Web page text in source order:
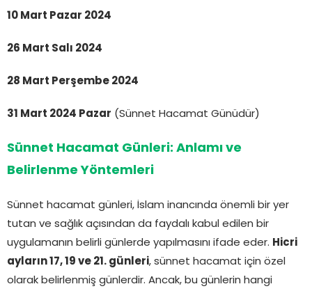
10 Mart Pazar 2024
26 Mart Salı 2024
28 Mart Perşembe 2024
31 Mart 2024 Pazar (Sünnet Hacamat Günüdür)
Sünnet Hacamat Günleri: Anlamı ve
Belirlenme Yöntemleri
Sünnet hacamat günleri, İslam inancında önemli bir yer
tutan ve sağlık açısından da faydalı kabul edilen bir
uygulamanın belirli günlerde yapılmasını ifade eder. Hicri
ayların 17, 19 ve 21. günleri , sünnet hacamat için özel
olarak belirlenmiş günlerdir. Ancak, bu günlerin hangi